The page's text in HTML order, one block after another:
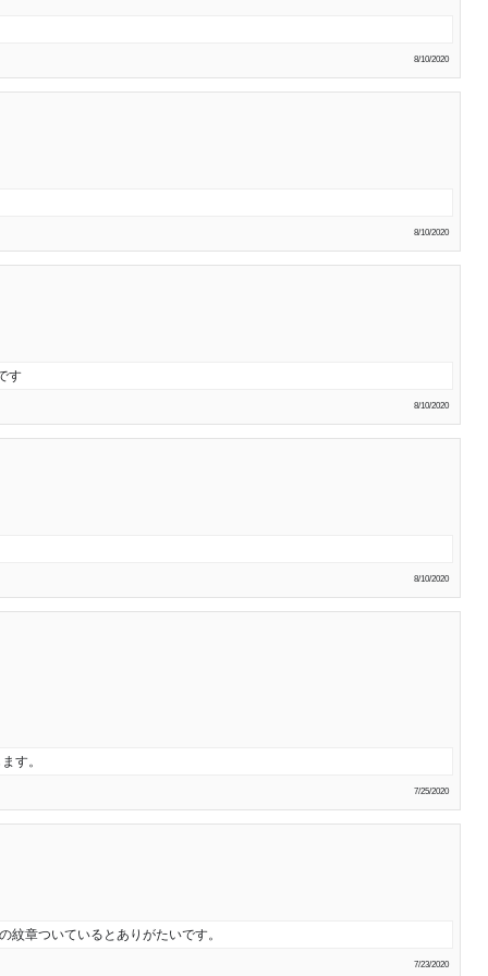
8/10/2020
8/10/2020
す
8/10/2020
8/10/2020
す。
7/25/2020
章ついているとありがたいです。
7/23/2020